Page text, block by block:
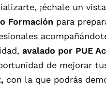
¡échale un
Formación para
avalado por PUE
de mejorar
con la que podrás